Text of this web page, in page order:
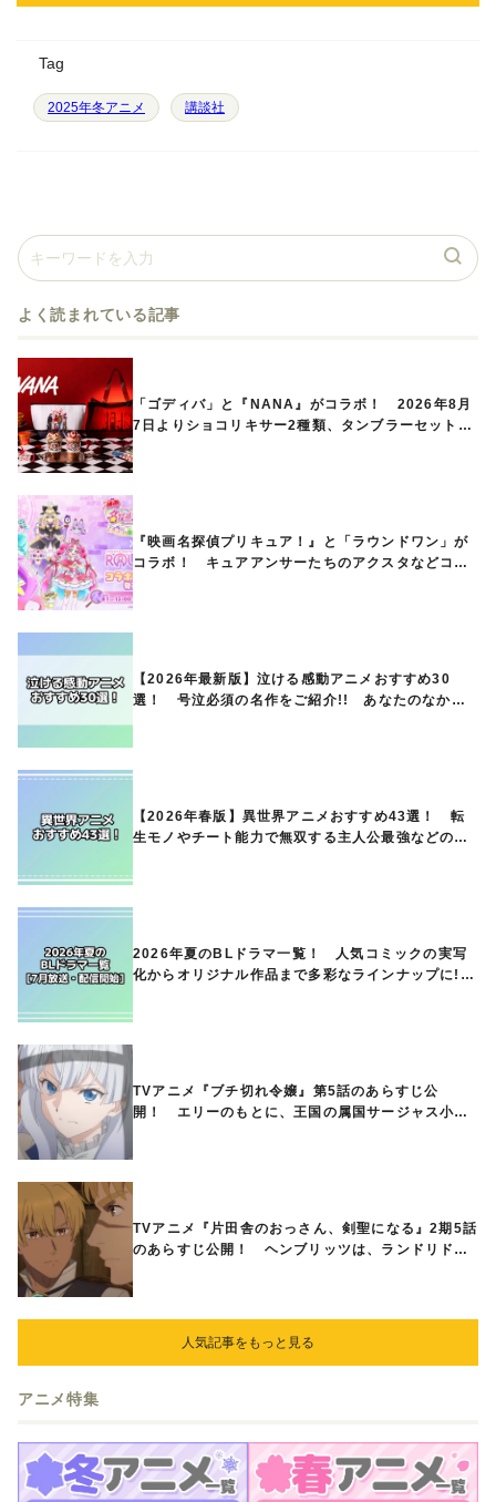
Tag
2025年冬アニメ 講談社
よく読まれている記事
「ゴディバ」と『NANA』がコラボ！ 2026年8月
7日よりショコリキサー2種類、タンブラーセットな
『映画名探偵プリキュア！』と「ラウンドワン」が
コラボ！ キュアアンサーたちのアクスタなどコラ
【2026年最新版】泣ける感動アニメおすすめ30
選！ 号泣必須の名作をご紹介!! あなたのなかの
【2026年春版】異世界アニメおすすめ43選！ 転
生モノやチート能力で無双する主人公最強などの人
2026年夏のBLドラマ一覧！ 人気コミックの実写
化からオリジナル作品まで多彩なラインナップに!!
TVアニメ『ブチ切れ令嬢』第5話のあらすじ公
開！ エリーのもとに、王国の属国サージャス小王
TVアニメ『片田舎のおっさん、剣聖になる』2期5話
のあらすじ公開！ ヘンブリッツは、ランドリドに
人気記事をもっと見る
アニメ特集